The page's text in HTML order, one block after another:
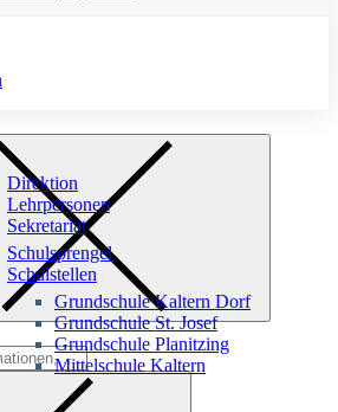
Direktion
Lehrpersonen
Sekretariat
Schulsprengel
Schulstellen
Grundschule Kaltern Dorf
Grundschule St. Josef
Grundschule Planitzing
Mittelschule Kaltern